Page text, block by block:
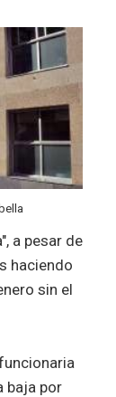
a pesar de
haciendo
sin el
baja por